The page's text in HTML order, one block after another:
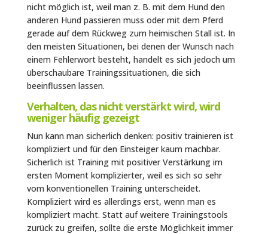
nicht möglich ist, weil man z. B. mit dem Hund den
anderen Hund passieren muss oder mit dem Pferd
gerade auf dem Rückweg zum heimischen Stall ist. In
den meisten Situationen, bei denen der Wunsch nach
einem Fehlerwort besteht, handelt es sich jedoch um
überschaubare Trainingssituationen, die sich
beeinflussen lassen.
Verhalten, das nicht verstärkt wird, wird
weniger häufig gezeigt
Nun kann man sicherlich denken: positiv trainieren ist
kompliziert und für den Einsteiger kaum machbar.
Sicherlich ist Training mit positiver Verstärkung im
ersten Moment komplizierter, weil es sich so sehr
vom konventionellen Training unterscheidet.
Kompliziert wird es allerdings erst, wenn man es
kompliziert macht. Statt auf weitere Trainingstools
zurück zu greifen, sollte die erste Möglichkeit immer